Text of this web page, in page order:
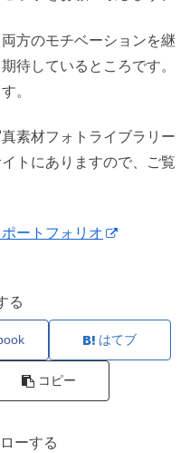
方のモチベーションを継
待しているところです。
。
素材フォトライブラリー
トにありますので、ご覧
ートフォリオ
る
はてブ
コピー
ーする